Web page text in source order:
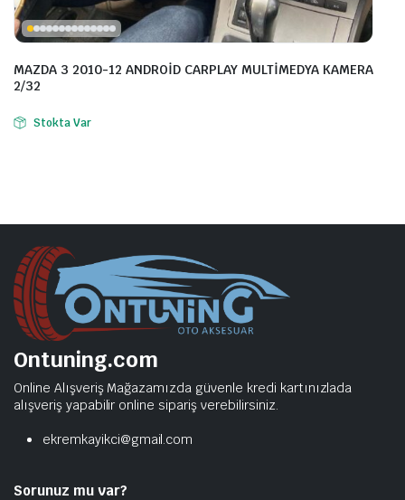
MAZDA 3 2010-12 ANDROİD CARPLAY MULTİMEDYA KAMERA
2/32
Stokta Var
Ontuning.com
Online Alışveriş Mağazamızda güvenle kredi kartınızlada
alışveriş yapabilir online sipariş verebilirsiniz.
ekremkayikci@gmail.com
Sorunuz mu var?